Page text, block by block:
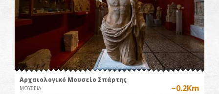
Αρχαιολογικό Μουσείο Σπάρτης
ΜΟΥΣΕΙΑ ~0.2Km